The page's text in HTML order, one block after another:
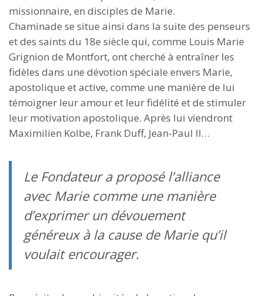
missionnaire, en disciples de Marie.
Chaminade se situe ainsi dans la suite des penseurs
et des saints du 18e siècle qui, comme Louis Marie
Grignion de Montfort, ont cherché à entraîner les
fidèles dans une dévotion spéciale envers Marie,
apostolique et active, comme une manière de lui
témoigner leur amour et leur fidélité et de stimuler
leur motivation apostolique. Après lui viendront
Maximilien Kolbe, Frank Duff, Jean-Paul II…
Le Fondateur a proposé l’alliance
avec Marie comme une manière
d’exprimer un dévouement
généreux à la cause de Marie qu’il
voulait encourager.